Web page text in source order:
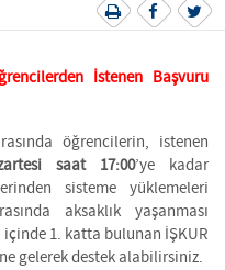
İstenen Başvuru
öğrencilerin, istenen
saat 17:00’ye kadar
sisteme yüklemeleri
aksaklık yaşanması
1. katta bulunan İŞKUR
gelerek destek alabilirsiniz.